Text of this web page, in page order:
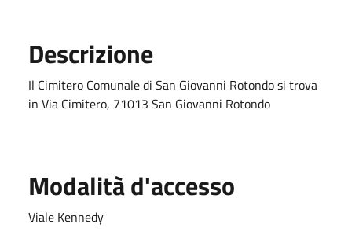
Descrizione
Il Cimitero Comunale di San Giovanni Rotondo si trova
in Via Cimitero, 71013 San Giovanni Rotondo
Modalità d'accesso
Viale Kennedy